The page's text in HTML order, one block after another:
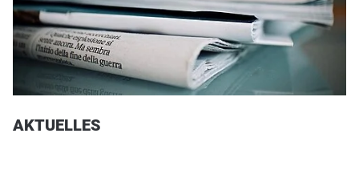
AKTUELLES